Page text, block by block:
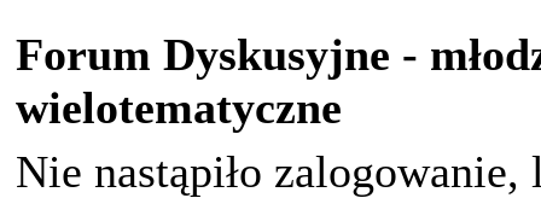
Forum Dyskusyjne -
wielotematyczne
Nie nastąpiło